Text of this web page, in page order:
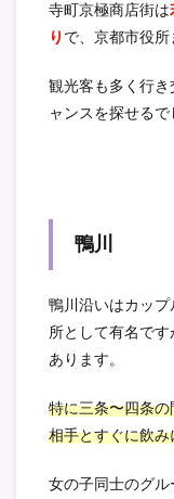
寺町京極商店街は
り で、京都市役所
観光客も多く行
ャンスを探せるで
鴨川
鴨川沿いはカッ
所として有名で
あります。
特に三条〜四条
相手とすぐに飲
女の子同士のグ